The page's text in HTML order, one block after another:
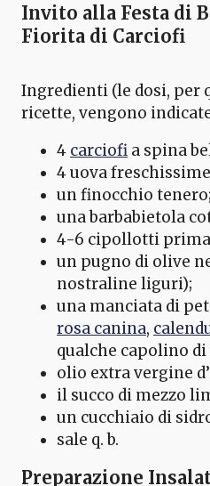
Invito alla Festa di
Fiorita di Carciofi
Ingredienti (le dosi, per
ricette, vengono
4 carciofi a spina
4 uova
un finocchio tenero;
una barbabietola
4-6 cipollotti
un pugno di olive
nostraline liguri);
una manciata di
rosa canina,
qualche capolino
olio extra vergine
il succo di mezzo
un cucchiaio di
sale q. b.
Preparazione